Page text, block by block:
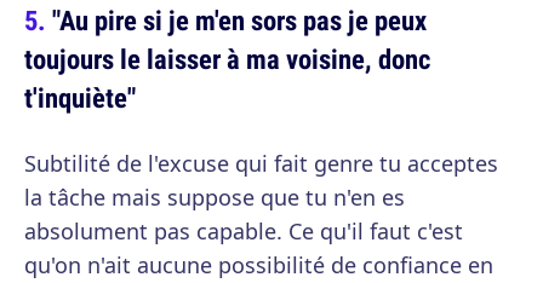
"Au pire si je m'en sors pas je peux
toujours le laisser à ma voisine, donc
t'inquiète"
Subtilité de l'excuse qui fait genre tu acceptes
la tâche mais suppose que tu n'en es
absolument pas capable. Ce qu'il faut c'est
qu'on n'ait aucune possibilité de confiance en